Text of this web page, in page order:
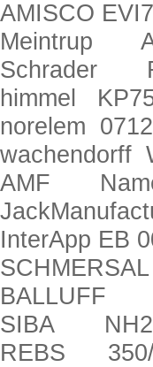
AMISCO
Meintrup
Schrader
himmel
norelem
wachendorff
AMF
InterApp EB
BALLUFF
SIBA NH2-
REBS 350/